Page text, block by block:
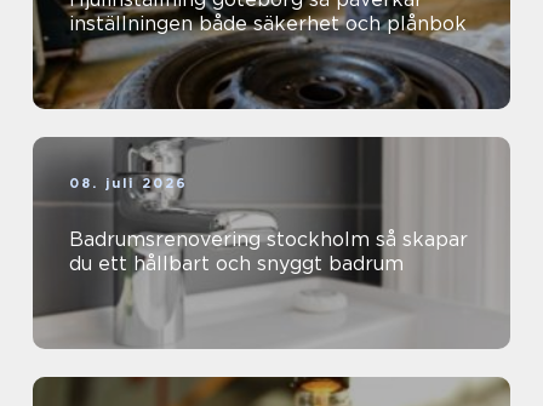
inställningen både säkerhet och plånbok
08. juli 2026
Badrumsrenovering stockholm så skapar
du ett hållbart och snyggt badrum